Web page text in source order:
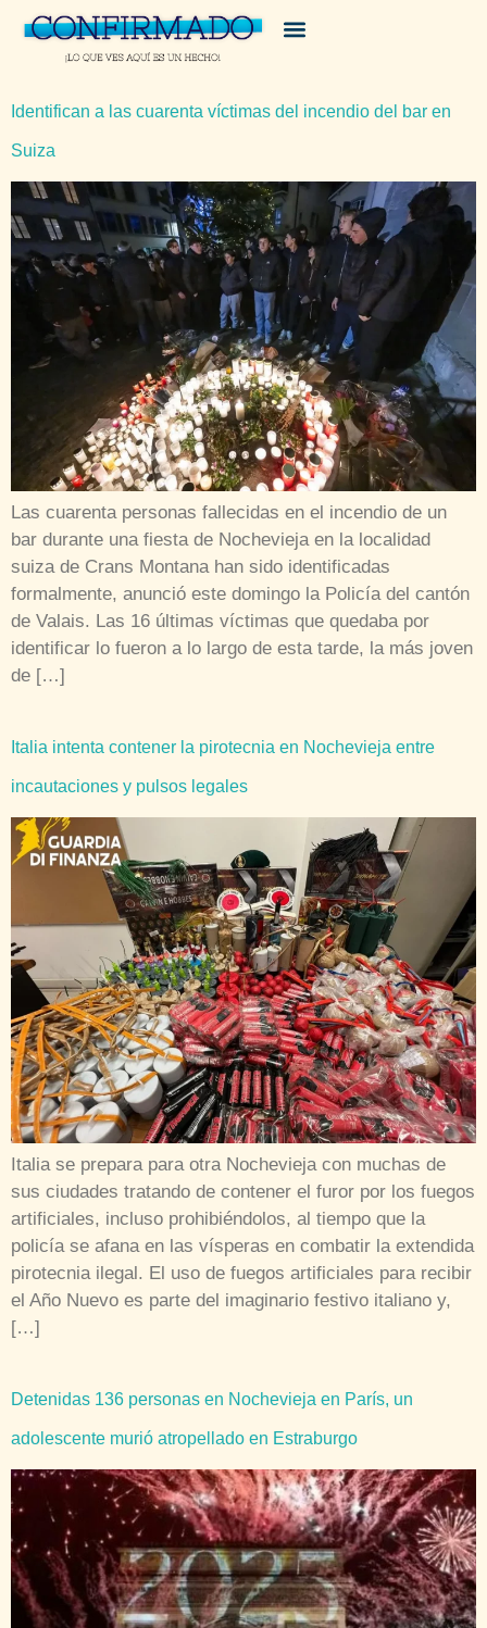
Identifican a las cuarenta víctimas del incendio del bar en
Suiza
Las cuarenta personas fallecidas en el incendio de un
bar durante una fiesta de Nochevieja en la localidad
suiza de Crans Montana han sido identificadas
formalmente, anunció este domingo la Policía del cantón
de Valais. Las 16 últimas víctimas que quedaba por
identificar lo fueron a lo largo de esta tarde, la más joven
de […]
Italia intenta contener la pirotecnia en Nochevieja entre
incautaciones y pulsos legales
Italia se prepara para otra Nochevieja con muchas de
sus ciudades tratando de contener el furor por los fuegos
artificiales, incluso prohibiéndolos, al tiempo que la
policía se afana en las vísperas en combatir la extendida
pirotecnia ilegal. El uso de fuegos artificiales para recibir
el Año Nuevo es parte del imaginario festivo italiano y,
[…]
Detenidas 136 personas en Nochevieja en París, un
adolescente murió atropellado en Estraburgo